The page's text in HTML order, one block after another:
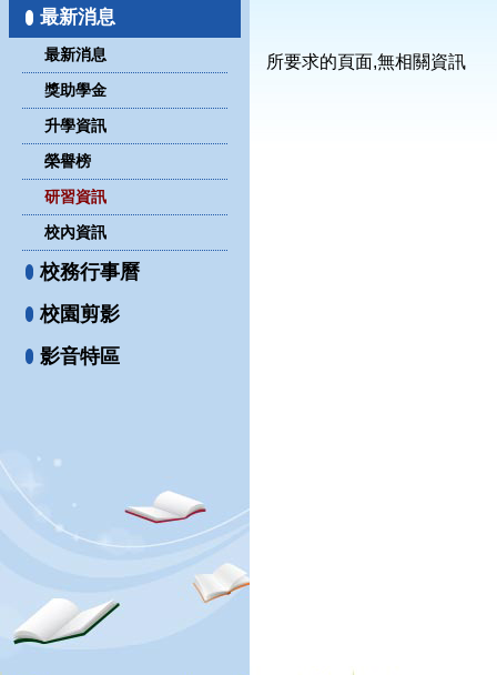
最新消息
最新消息
獎助學金
升學資訊
榮譽榜
研習資訊
校內資訊
校務行事曆
校園剪影
影音特區
所要求的頁面,無相關資訊